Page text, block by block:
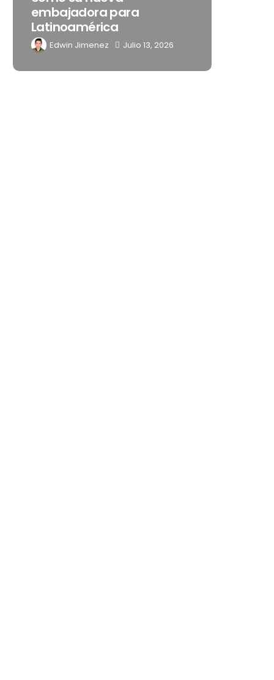
noches de Boca del Río y
Mérida
Edwin Jimenez Julio 13, 2026